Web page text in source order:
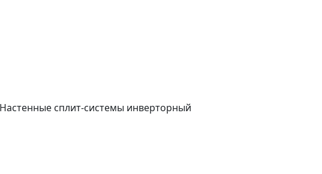
сплит-системы инверторный